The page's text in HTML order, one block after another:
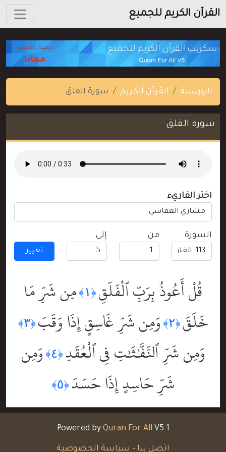
القرآن الكريم للجميع
الرئيسية القرآن الكريم سورة الفلق
سورة الفلق
اختر القاريء
السورة من إلى
تغيير
قُلْ أَعُوذُ بِرَبِّ ٱلْفَلَقِ ﴿١﴾
مِن شَرِّ مَا
خَلَقَ ﴿٢﴾ وَمِن شَرِّ غَاسِقٍ إِذَا وَقَبَ ﴿٣﴾
وَمِن شَرِّ ٱلنَّفَّٰثَٰتِ فِى ٱلْعُقَدِ ﴿٤﴾
وَمِن
شَرِّ حَاسِدٍ إِذَا حَسَدَ ﴿٥﴾
Powered by Quran For All V5.1
اتصل بنا - سياسة الخصوصية